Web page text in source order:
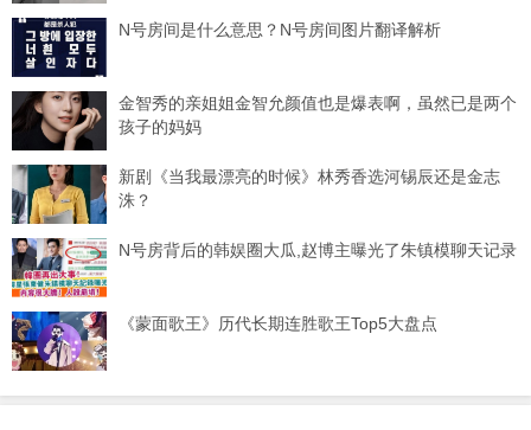
N号房间是什么意思？N号房间图片翻译解析
金智秀的亲姐姐金智允颜值也是爆表啊，虽然已是两个
孩子的妈妈
新剧《当我最漂亮的时候》林秀香选河锡辰还是金志
洙？
N号房背后的韩娱圈大瓜,赵博主曝光了朱镇模聊天记录
《蒙面歌王》历代长期连胜歌王Top5大盘点